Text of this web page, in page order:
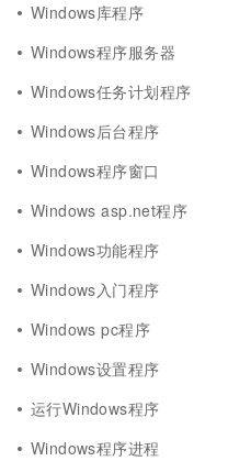
Windows库程序
Windows程序服务器
Windows任务计划程序
Windows后台程序
Windows程序窗口
Windows asp.net程序
Windows功能程序
Windows入门程序
Windows pc程序
Windows设置程序
运行Windows程序
Windows程序进程